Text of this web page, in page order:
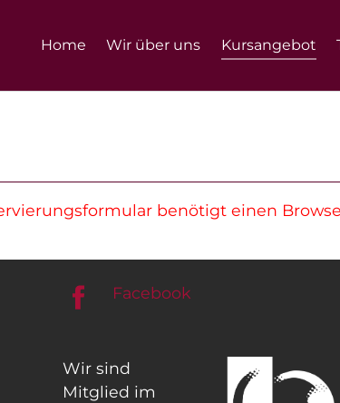
Home Wir über uns Kursangebot
benötigt einen
Facebook
Wir sind
Mitglied im